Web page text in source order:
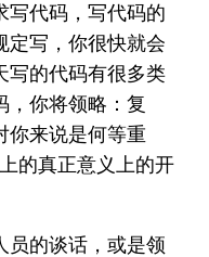
写代码，写代码的
定写，你很快就会
写的代码有很多类
，你将领略：复
你来说是何等重
的真正意义上的开
员的谈话，或是领